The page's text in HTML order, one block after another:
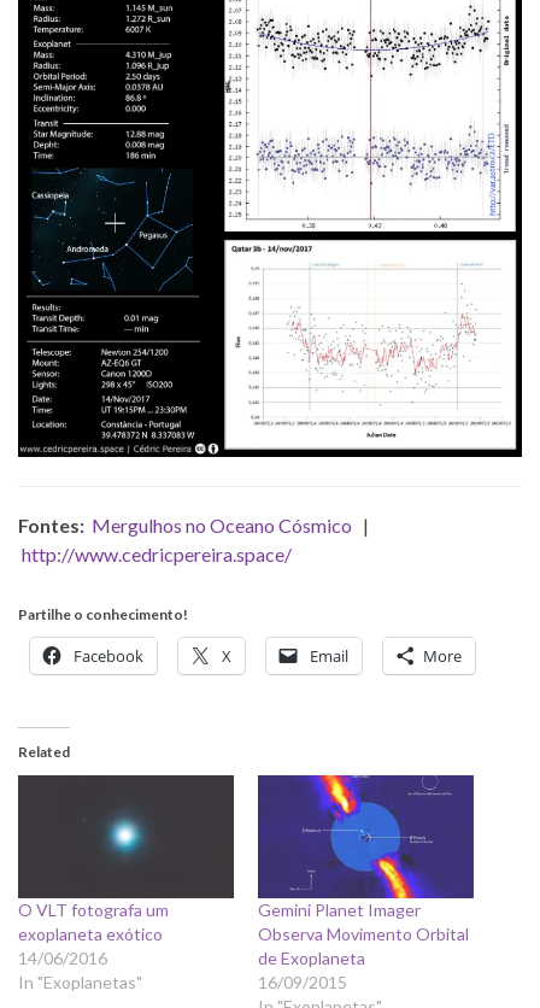
Fontes: Mergulhos no Oceano Cósmico |
http://www.cedricpereira.space/
Partilhe o conhecimento!
Facebook X Email More
Related
O VLT fotografa um
exoplaneta exótico
14/06/2016
In "Exoplanetas"
Gemini Planet Imager
Observa Movimento Orbital
de Exoplaneta
16/09/2015